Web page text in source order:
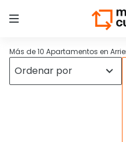
Más de 10 Apartamentos en